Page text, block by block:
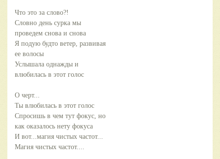
Что это за слово?!
Словно день сурка мы
проведем снова и снова
Я подую будто ветер, развивая
ее волосы
Услышала однажды и
влюбилась в этот голос
О черт...
Ты влюбилась в этот голос
Спросишь в чем тут фокус, но
как оказалось нету фокуса
И вот...магия чистых частот...
Магия чистых частот....